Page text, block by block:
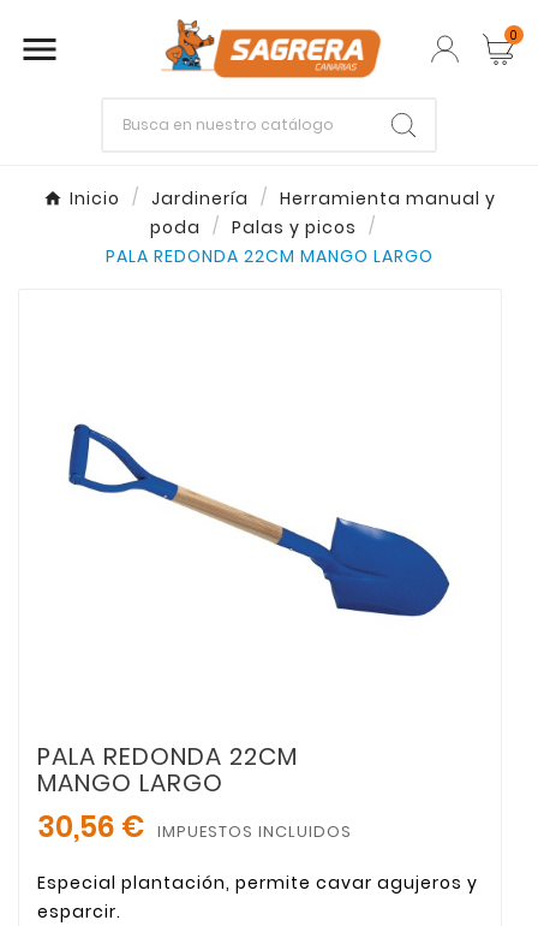
 0
Inicio Jardinería
Herramienta manual y
poda
Palas y picos
PALA REDONDA 22CM MANGO LARGO
PALA REDONDA 22CM
MANGO LARGO
30,56 € IMPUESTOS INCLUIDOS
Especial plantación, permite cavar agujeros y
esparcir.